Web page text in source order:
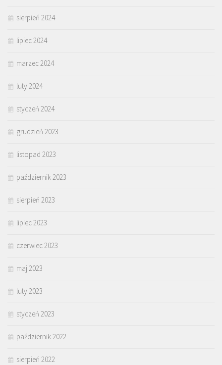
sierpień 2024
lipiec 2024
marzec 2024
luty 2024
styczeń 2024
grudzień 2023
listopad 2023
październik 2023
sierpień 2023
lipiec 2023
czerwiec 2023
maj 2023
luty 2023
styczeń 2023
październik 2022
sierpień 2022